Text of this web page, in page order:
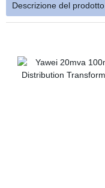
Descrizione del prodotto